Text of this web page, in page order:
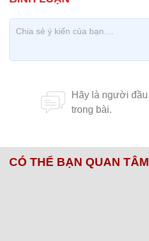
CÓ THỂ BẠN QUAN TÂM